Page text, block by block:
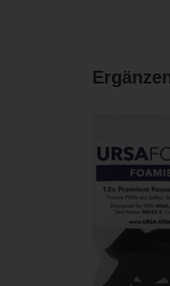
ZUM